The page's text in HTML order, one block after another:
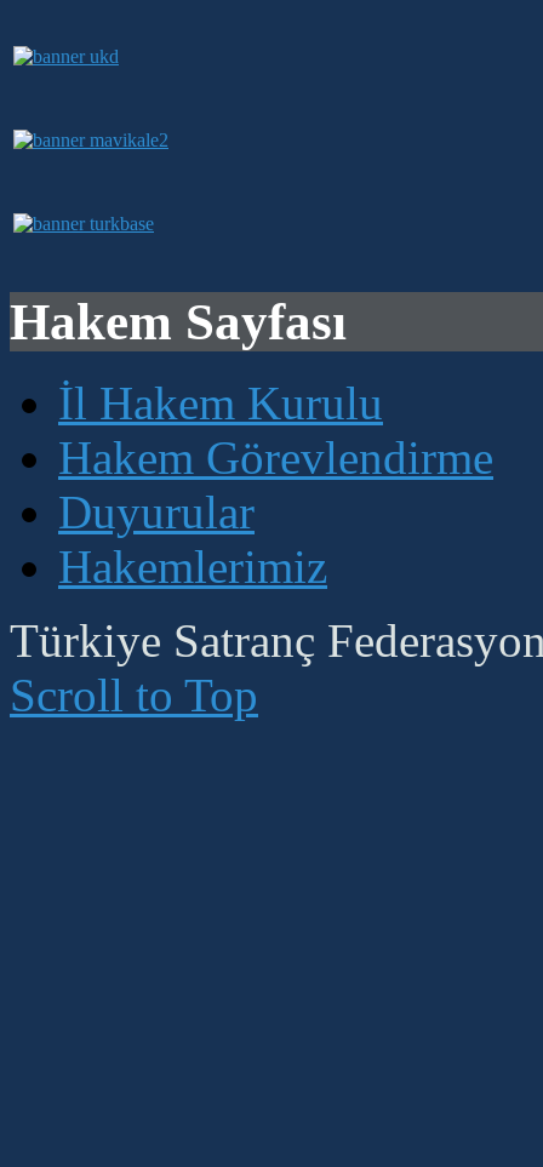
Hakem Sayfası
İl Hakem Kurulu
Hakem Görevlendirme
Duyurular
Hakemlerimiz
Türkiye Satranç
Scroll to Top